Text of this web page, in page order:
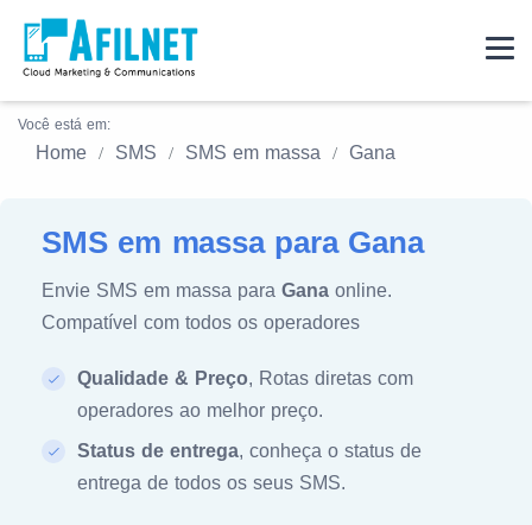
Você está em:
Home SMS SMS em massa Gana
SMS em massa para Gana
Envie SMS em massa para Gana online.
Compatível com todos os operadores
Qualidade & Preço, Rotas diretas com
operadores ao melhor preço.
Status de entrega, conheça o status de
entrega de todos os seus SMS.